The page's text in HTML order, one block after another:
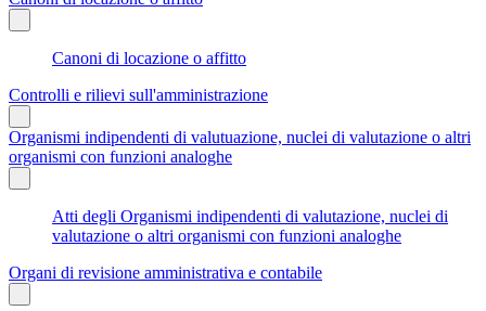
Canoni di locazione o affitto
Controlli e rilievi sull'amministrazione
Organismi indipendenti di valutuazione, nuclei di valutazione o altri
organismi con funzioni analoghe
Atti degli Organismi indipendenti di valutazione, nuclei di
valutazione o altri organismi con funzioni analoghe
Organi di revisione amministrativa e contabile